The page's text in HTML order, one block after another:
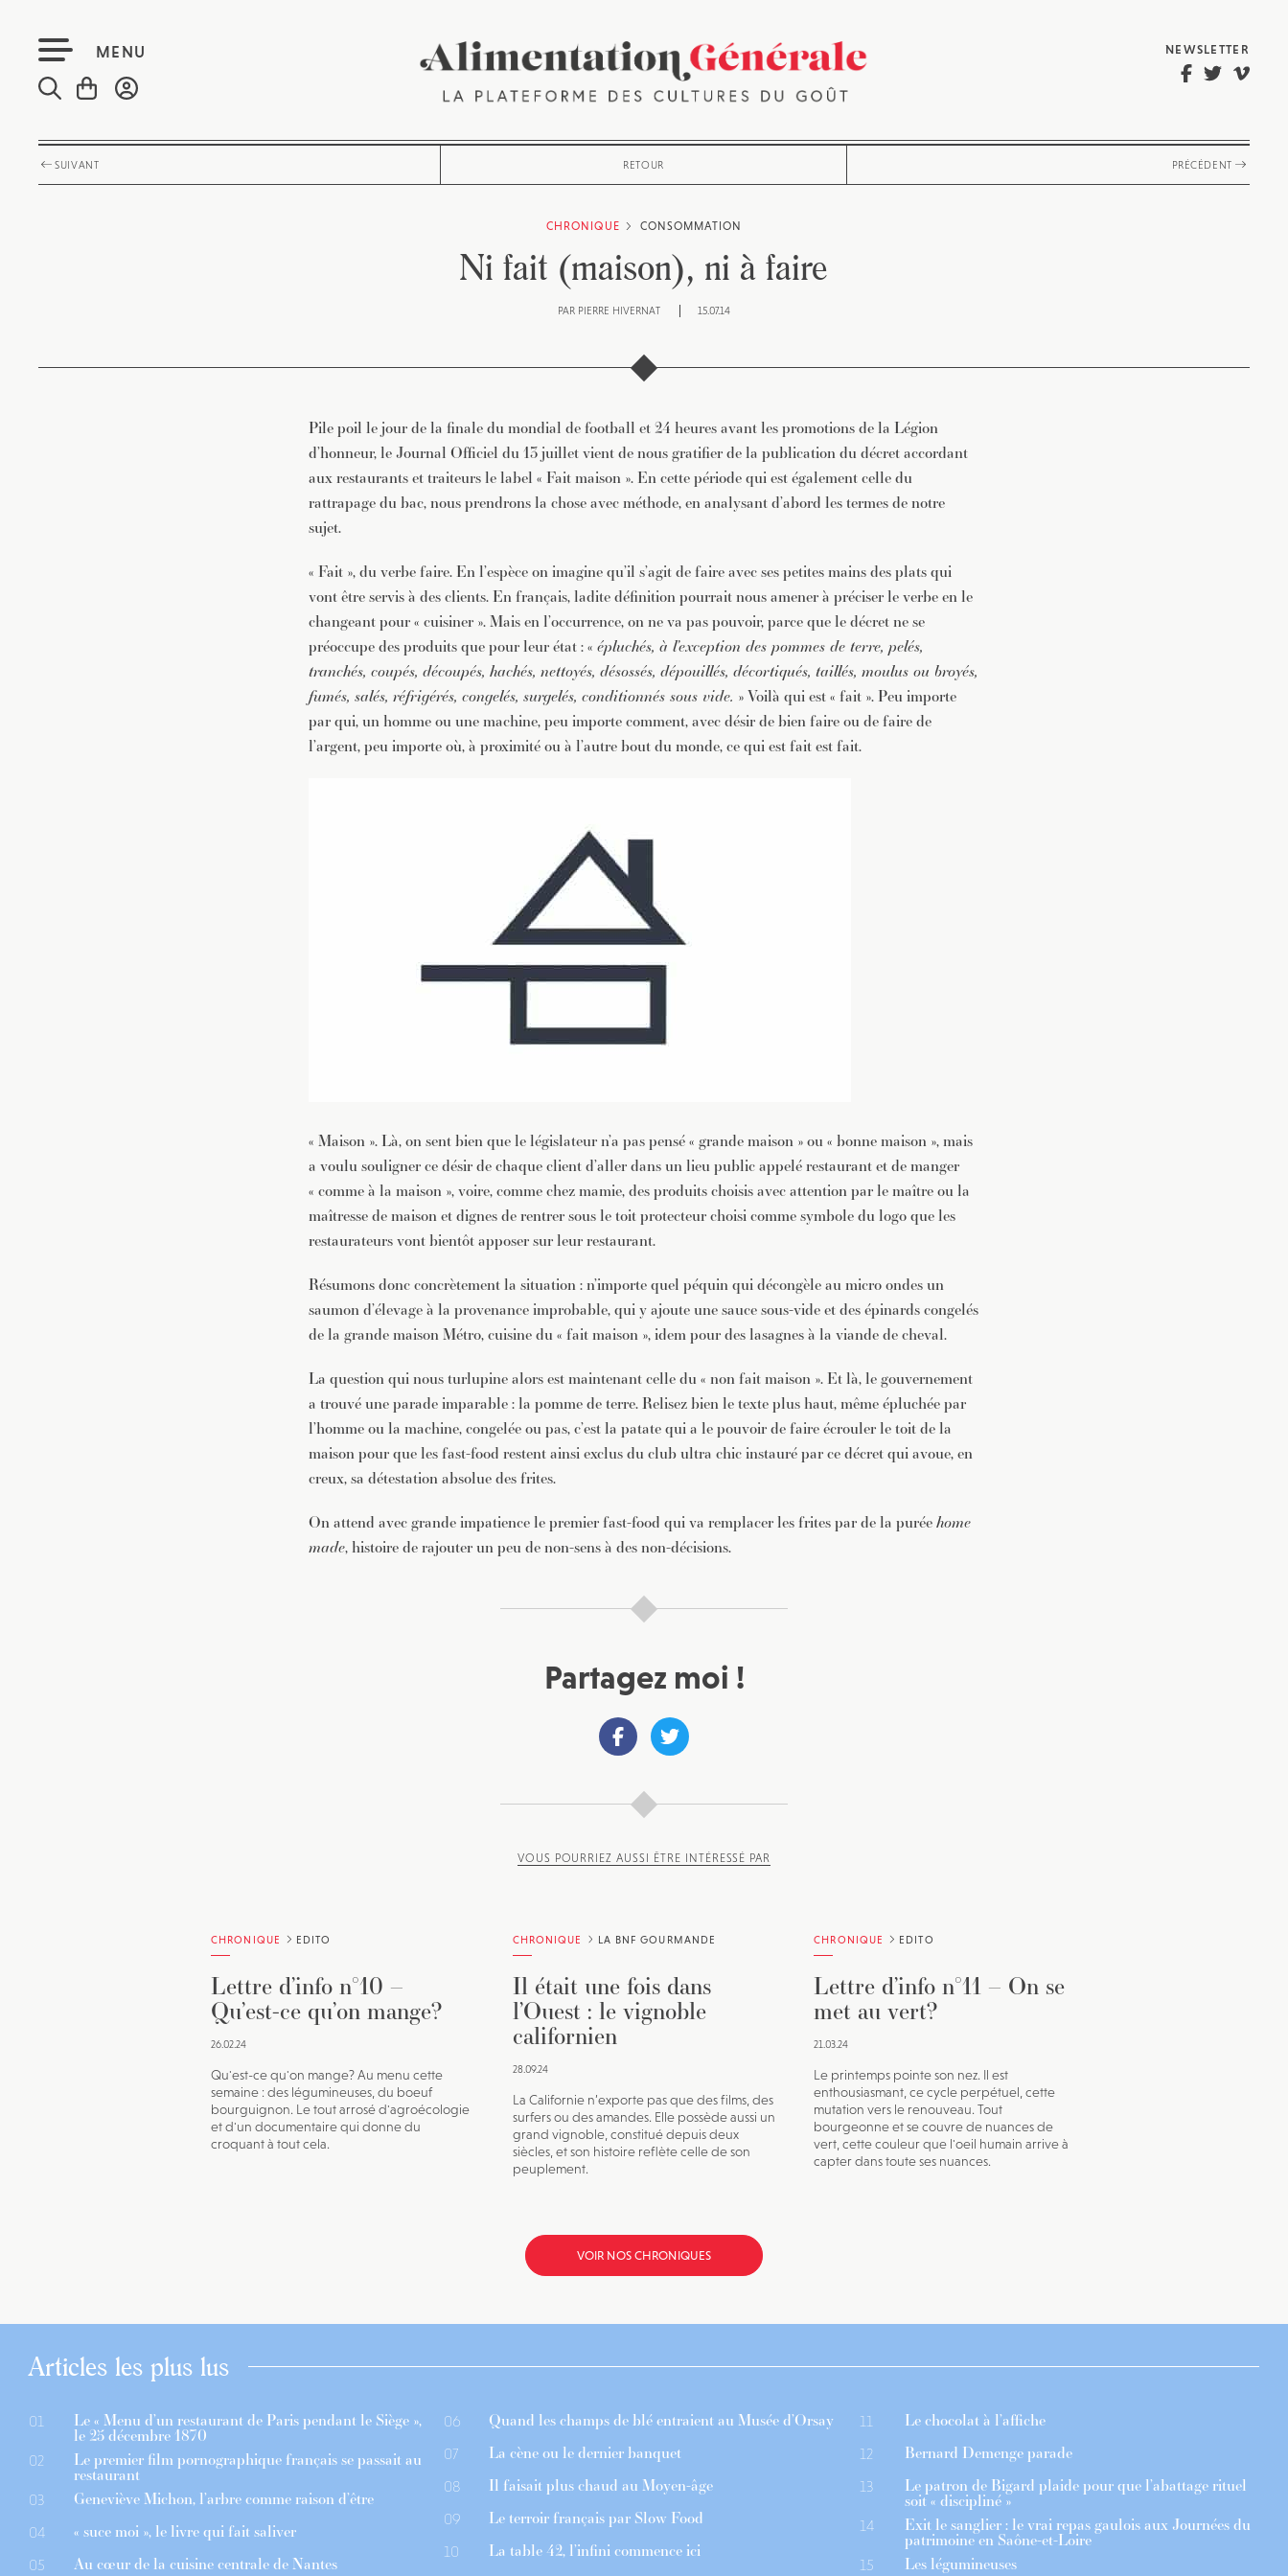
MENU NEWSLETTER
SUIVANT RETOUR PRÉCÉDENT
CHRONIQUE CONSOMMATION
Ni fait (maison), ni à faire
PAR PIERRE HIVERNAT 15.07.14
Pile poil le jour de la finale du mondial de football et 24 heures avant les promotions de la Légion
d’honneur, le Journal Officiel du 13 juillet vient de nous gratifier de la publication du décret accordant
aux restaurants et traiteurs le label « Fait maison ». En cette période qui est également celle du
rattrapage du bac, nous prendrons la chose avec méthode, en analysant d’abord les termes de notre
sujet.
« Fait », du verbe faire. En l’espèce on imagine qu’il s’agit de faire avec ses petites mains des plats qui
vont être servis à des clients. En français, ladite définition pourrait nous amener à préciser le verbe en le
changeant pour « cuisiner ». Mais en l’occurrence, on ne va pas pouvoir, parce que le décret ne se
préoccupe des produits que pour leur état : « épluchés, à l’exception des pommes de terre, pelés,
tranchés, coupés, découpés, hachés, nettoyés, désossés, dépouillés, décortiqués, taillés, moulus ou broyés,
fumés, salés, réfrigérés, congelés, surgelés, conditionnés sous vide. » Voilà qui est « fait ». Peu importe
par qui, un homme ou une machine, peu importe comment, avec désir de bien faire ou de faire de
l’argent, peu importe où, à proximité ou à l’autre bout du monde, ce qui est fait est fait.
« Maison ». Là, on sent bien que le législateur n’a pas pensé « grande maison » ou « bonne maison », mais
a voulu souligner ce désir de chaque client d’aller dans un lieu public appelé restaurant et de manger
« comme à la maison », voire, comme chez mamie, des produits choisis avec attention par le maître ou la
maîtresse de maison et dignes de rentrer sous le toit protecteur choisi comme symbole du logo que les
restaurateurs vont bientôt apposer sur leur restaurant.
Résumons donc concrètement la situation : n’importe quel péquin qui décongèle au micro ondes un
saumon d’élevage à la provenance improbable, qui y ajoute une sauce sous-vide et des épinards congelés
de la grande maison Métro, cuisine du « fait maison », idem pour des lasagnes à la viande de cheval.
La question qui nous turlupine alors est maintenant celle du « non fait maison ». Et là, le gouvernement
a trouvé une parade imparable : la pomme de terre. Relisez bien le texte plus haut, même épluchée par
l’homme ou la machine, congelée ou pas, c’est la patate qui a le pouvoir de faire écrouler le toit de la
maison pour que les fast-food restent ainsi exclus du club ultra chic instauré par ce décret qui avoue, en
creux, sa détestation absolue des frites.
On attend avec grande impatience le premier fast-food qui va remplacer les frites par de la puréehome
made, histoire de rajouter un peu de non-sens à des non-décisions.
Partagez moi !
VOUS POURRIEZ AUSSI ÊTRE INTÉRESSÉ PAR
CHRONIQUE EDITO
Lettre d’info n°10 –
Qu’est-ce qu’on mange?
26.02.24
Qu'est-ce qu'on mange? Au menu cette
semaine : des légumineuses, du boeuf
bourguignon. Le tout arrosé d'agroécologie
et d'un documentaire qui donne du
croquant à tout cela.
CHRONIQUE LA BNF GOURMANDE
Il était une fois dans
l’Ouest : le vignoble
californien
28.09.24
La Californie n’exporte pas que des films, des
surfers ou des amandes. Elle possède aussi un
grand vignoble, constitué depuis deux
siècles, et son histoire reflète celle de son
peuplement.
CHRONIQUE EDITO
Lettre d’info n°11 – On se
met au vert?
21.03.24
Le printemps pointe son nez. Il est
enthousiasmant, ce cycle perpétuel, cette
mutation vers le renouveau. Tout
bourgeonne et se couvre de nuances de
vert, cette couleur que l'oeil humain arrive à
capter dans toute ses nuances.
VOIR NOS CHRONIQUES
Articles les plus lus
01 Le « Menu d’un restaurant de Paris pendant le Siège »,
le 25 décembre 1870
02 Le premier film pornographique français se passait au
restaurant
03 Geneviève Michon, l’arbre comme raison d’être
04 « suce moi », le livre qui fait saliver
05 Au cœur de la cuisine centrale de Nantes
06 Quand les champs de blé entraient au Musée d’Orsay
07 La cène ou le dernier banquet
08 Il faisait plus chaud au Moyen-âge
09 Le terroir français par Slow Food
10 La table 42, l’infini commence ici
11 Le chocolat à l’affiche
12 Bernard Demenge parade
13 Le patron de Bigard plaide pour que l’abattage rituel
soit « discipliné »
14 Exit le sanglier : le vrai repas gaulois aux Journées du
patrimoine en Saône-et-Loire
15 Les légumineuses